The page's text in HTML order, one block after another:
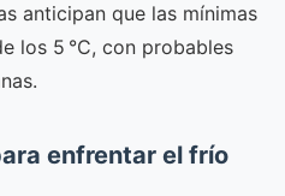
anticipan que las mínimas
los 5 °C, con probables
enfrentar el frío